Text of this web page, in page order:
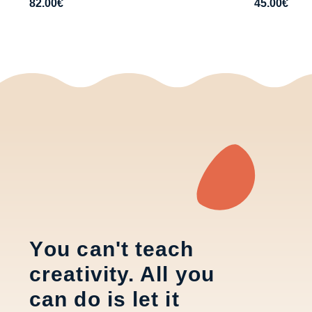
82.00€ 45.00€
Υou can't teach
creativity. All you
can do is let it